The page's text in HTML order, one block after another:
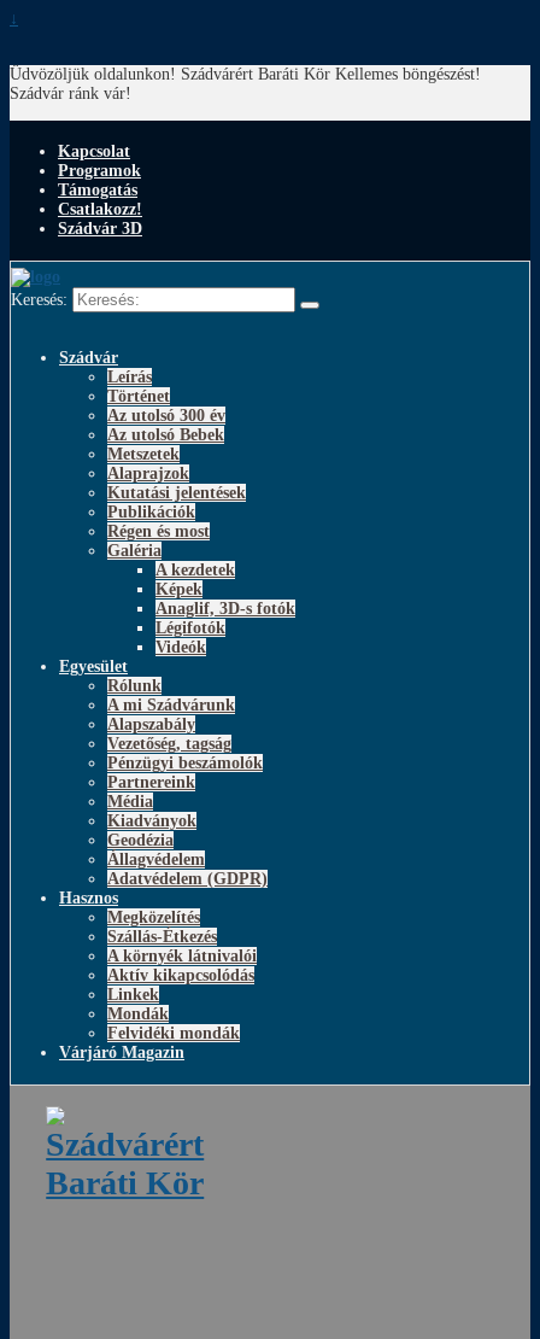
↓
Üdvözöljük oldalunkon! Szádvárért Baráti Kör Kellemes böngészést!
Szádvár ránk vár!
Kapcsolat
Programok
Támogatás
Csatlakozz!
Szádvár 3D
Keresés:
Szádvár
Leírás
Történet
Az utolsó 300 év
Az utolsó Bebek
Metszetek
Alaprajzok
Kutatási jelentések
Publikációk
Régen és most
Galéria
A kezdetek
Képek
Anaglif, 3D-s fotók
Légifotók
Videók
Egyesület
Rólunk
A mi Szádvárunk
Alapszabály
Vezetőség, tagság
Pénzügyi beszámolók
Partnereink
Média
Kiadványok
Geodézia
Állagvédelem
Adatvédelem (GDPR)
Hasznos
Megközelítés
Szállás-Étkezés
A környék látnivalói
Aktív kikapcsolódás
Linkek
Mondák
Felvidéki mondák
Várjáró Magazin